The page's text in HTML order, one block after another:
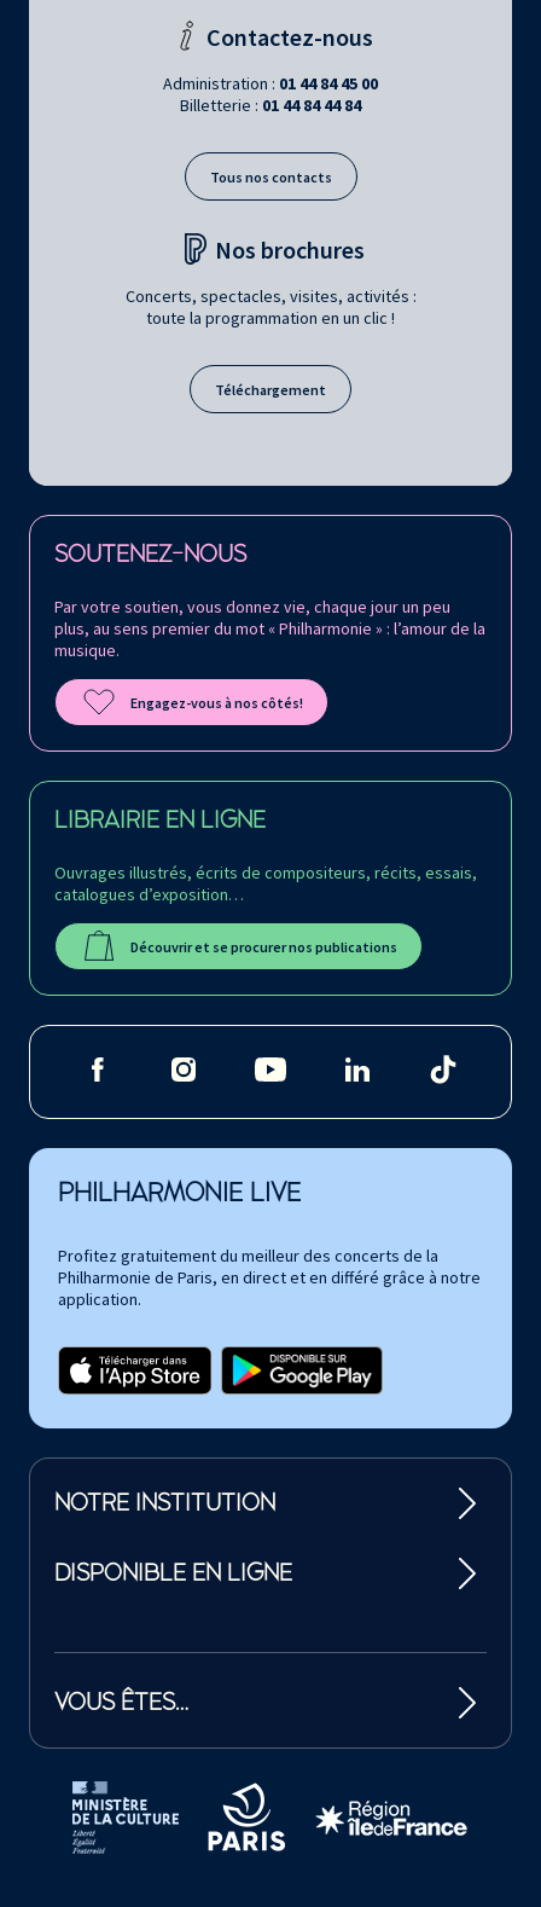
Contactez-nous
Administration : 01 44 84 45 00
Billetterie : 01 44 84 44 84
Tous nos contacts
Nos brochures
Concerts, spectacles, visites, activités :
toute la programmation en un clic !
Téléchargement
SOUTENEZ-NOUS
Par votre soutien, vous donnez vie, chaque jour un peu
plus, au sens premier du mot « Philharmonie » : l’amour de la
musique.
Engagez-vous à nos côtés!
LIBRAIRIE EN LIGNE
Ouvrages illustrés, écrits de compositeurs, récits, essais,
catalogues d’exposition…
Découvrir et se procurer nos publications
Retrouvez la Philharmonie de Paris sur
PHILHARMONIE LIVE
Profitez gratuitement du meilleur des concerts de la
Philharmonie de Paris, en direct et en différé grâce à notre
application.
NOTRE INSTITUTION
DISPONIBLE EN LIGNE
VOUS ÊTES…
Tutelles et mécènes de la Philharmonie de Paris